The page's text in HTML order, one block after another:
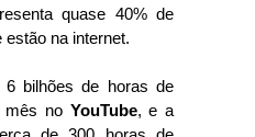
quase 40% de
na internet.
6 bilhões de horas de
mês no YouTube, e a